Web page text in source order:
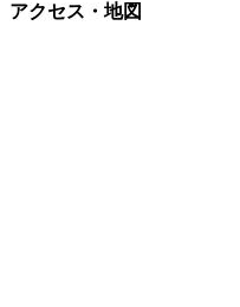
アクセス・地図